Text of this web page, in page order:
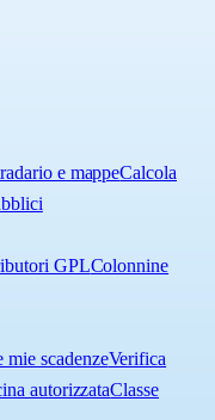
e mappeCalcola
GPLColonnine
mie scadenzeVerifica
autorizzataClasse